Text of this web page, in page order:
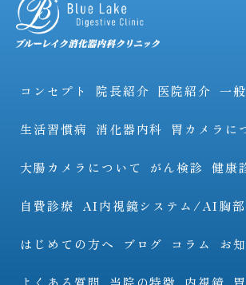
コンセプト 院長紹介 医院紹介 一
生活習慣病 消化器内科 胃カメラに
大腸カメラについて がん検診 健康
自費診療 AI内視鏡システム/AI胸部
はじめての方へ ブログ コラム お